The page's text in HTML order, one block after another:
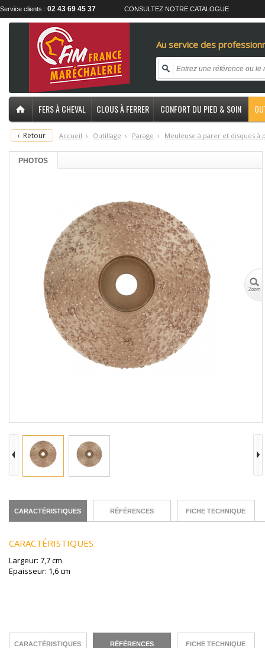
Service clients : 02 43 69 45 37 CONSULTEZ NOTRE CATALOGUE
Au service des
FERS À CHEVAL CLOUS À FERRER CONFORT DU PIED & SOIN
‹ Retour Accueil › Outillage › Parage › Meuleuse à parer et disques à
PHOTOS
CARACTÉRISTIQUES RÉFÉRENCES FICHE TECHNIQUE
CARACTÉRISTIQUES
Largeur: 7,7 cm
Epaisseur: 1,6 cm
CARACTÉRISTIQUES RÉFÉRENCES FICHE TECHNIQUE